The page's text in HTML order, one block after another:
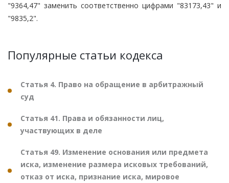
"9364,47" заменить соответственно цифрами "83173,43" и
"9835,2".
Популярные статьи кодекса
Статья 4. Право на обращение в арбитражный
суд
Статья 41. Права и обязанности лиц,
участвующих в деле
Статья 49. Изменение основания или предмета
иска, изменение размера исковых требований,
отказ от иска, признание иска, мировое